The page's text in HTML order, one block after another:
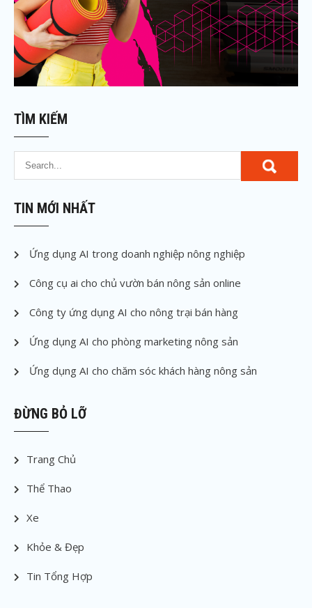
TÌM KIẾM
TIN MỚI NHẤT
Ứng dụng AI trong doanh nghiệp nông nghiệp
Công cụ ai cho chủ vườn bán nông sản online
Công ty ứng dụng AI cho nông trại bán hàng
Ứng dụng AI cho phòng marketing nông sản
Ứng dụng AI cho chăm sóc khách hàng nông sản
ĐỪNG BỎ LỠ
Trang Chủ
Thể Thao
Xe
Khỏe & Đẹp
Tin Tổng Hợp